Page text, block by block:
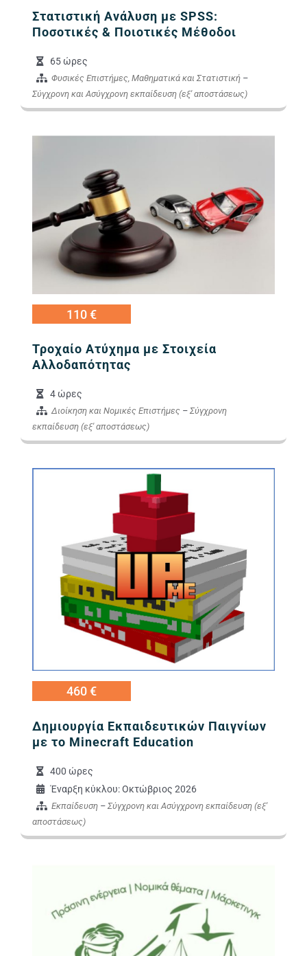
Στατιστική Ανάλυση με SPSS:
Ποσοτικές & Ποιοτικές Μέθοδοι
65 ώρες
Φυσικές Επιστήμες, Μαθηματικά και Στατιστική –
Σύγχρονη και Ασύγχρονη εκπαίδευση (εξ' αποστάσεως)
110 €
Τροχαίο Ατύχημα με Στοιχεία
Αλλοδαπότητας
4 ώρες
Διοίκηση και Νομικές Επιστήμες –Σύγχρονη
εκπαίδευση (εξ' αποστάσεως)
460 €
Δημιουργία Εκπαιδευτικών Παιγνίων
με το Minecraft Education
400 ώρες
Έναρξη κύκλου: Οκτώβριος 2026
Εκπαίδευση –Σύγχρονη και Ασύγχρονη εκπαίδευση (εξ'
αποστάσεως)